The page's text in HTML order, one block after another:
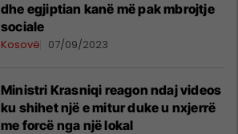
dhe egjiptian kanë më pak mbrojtje
sociale
Kosovë 07/09/2023
Ministri Krasniqi reagon ndaj videos
ku shihet një e mitur duke u nxjerrë
me forcë nga një lokal